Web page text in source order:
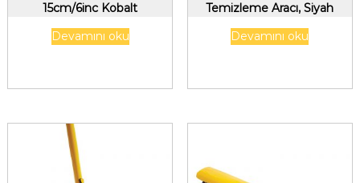
15cm/6inc Kobalt
Devamını oku
Temizleme Aracı, Siyah
Devamını oku